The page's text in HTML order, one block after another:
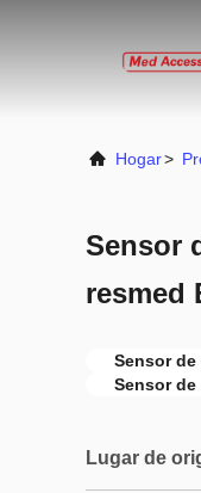
Hogar>
Sensor
resmed
Sensor
Sensor
Lugar de